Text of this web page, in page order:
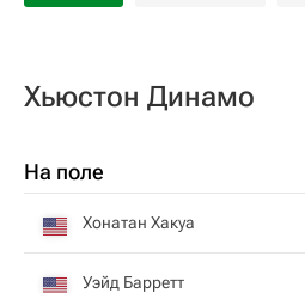
Хьюстон Динамо
На поле
Хонатан Хакуа
Уэйд Барретт